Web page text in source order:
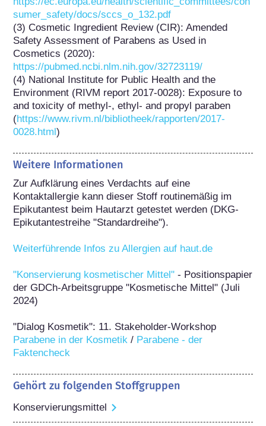
sumer_safety/docs/sccs_o_132.pdf
(3) Cosmetic Ingredient Review (CIR): Amended
Safety Assessment of Parabens as Used in
https://pubmed.ncbi.nlm.nih.gov/32723119/
(4) National Institute for Public Health and the
Environment (RIVM report 2017-0028): Exposure to
and toxicity of methyl-, ethyl- and propyl paraben
(https://www.rivm.nl/bibliotheek/rapporten/2017-
0028.html)
Weitere Informationen
Zur Aufklärung eines Verdachts auf eine
Kontaktallergie kann dieser Stoff routinemäßig im
Epikutantest beim Hautarzt getestet werden (DKG-
Epikutantestreihe "Standardreihe").
Weiterführende Infos zu Allergien auf haut.de
"Konservierung kosmetischer Mittel" - Positionspapier
der GDCh-Arbeitsgruppe "Kosmetische Mittel" (Juli
2024)
Parabene in der Kosmetik / Parabene - der
Faktencheck
Gehört zu folgenden Stoffgruppen
Konservierungsmittel